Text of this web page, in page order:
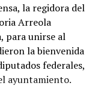
la regidora del
Arreola
para unirse al
la bienvenida
federales,
ayuntamiento.